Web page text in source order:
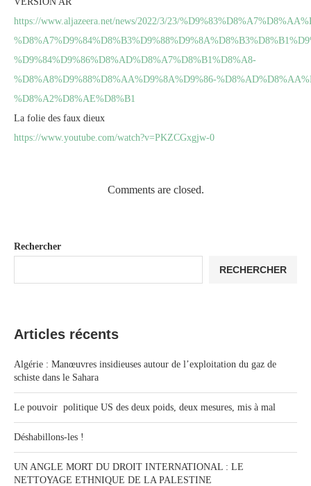
https://www.aljazeera.net/news/2022/3/23/
%D9%84%D9%86%D8%AD%D8%A7%D8%B1%D8%A8-
%D8%A8%D9%88%D8%AA%D9%8A%D9%86-
%D8%A2%D8%AE%D8%B1
La folie des faux dieux
https://www.youtube.com/watch?v=PKZCGxgjw-0
Comments are closed.
Rechercher
RECHERCHER
Articles récents
Algérie : Manœuvres insidieuses autour de l’exploitation du gaz de
schiste dans le Sahara
Le pouvoir politique US des deux poids, deux mesures, mis à mal
Déshabillons-les !
UN ANGLE MORT DU DROIT INTERNATIONAL : LE
NETTOYAGE ETHNIQUE DE LA PALESTINE